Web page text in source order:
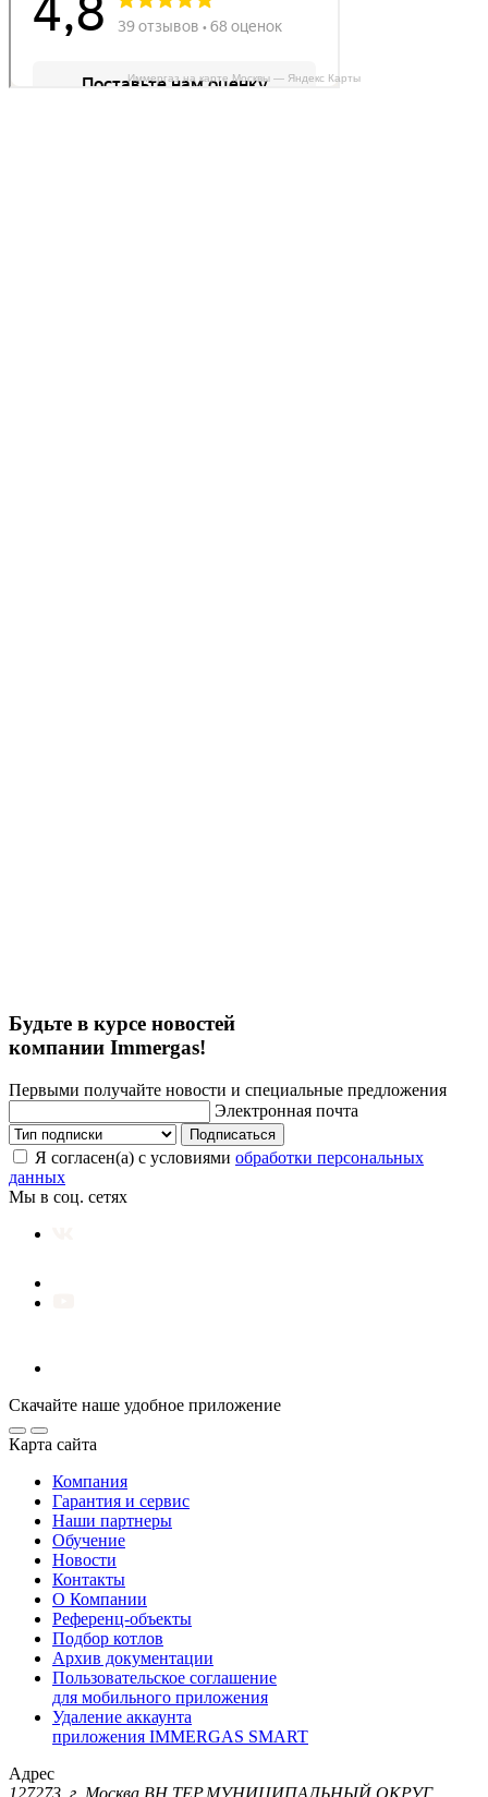
Иммергаз на карте Москвы — Яндекс Карты
Будьте в курсе новостей
компании Immergas!
Первыми получайте новости и специальные предложения
Электронная почта
Подписаться
Я согласен(а) с условиями обработки персональных
данных
Мы в соц. сетях
Скачайте наше удобное приложение
Карта сайта
Компания
Гарантия и сервис
Наши партнеры
Обучение
Новости
Контакты
О Компании
Референц-объекты
Подбор котлов
Архив документации
Пользовательское соглашение
для мобильного приложения
Удаление аккаунта
приложения IMMERGAS SMART
Адрес
127273, г. Москва ВН.ТЕР.МУНИЦИПАЛЬНЫЙ ОКРУГ